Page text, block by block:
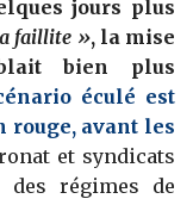
jours plus
faillite », la mise
bien plus
éculé est
rouge, avant les
et syndicats
des régimes de